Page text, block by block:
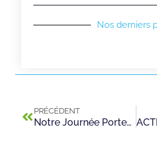
Nos derniers
PRÉCÉDENT
Notre Journée Portes Ouvertes du samedi 19 mars 2016.